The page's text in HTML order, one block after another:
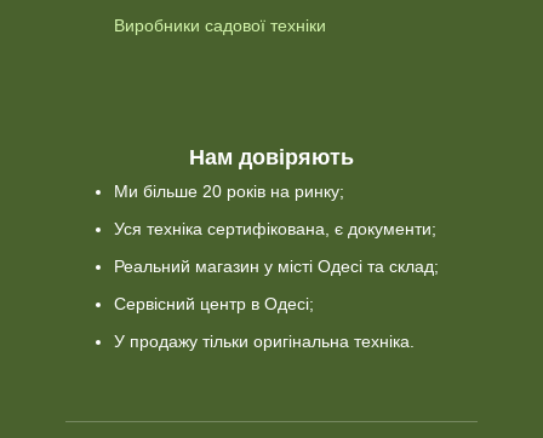
Виробники садової техніки
Нам довіряють
Ми більше 20 років на ринку;
Уся техніка сертифікована, є документи;
Реальний магазин у місті Одесі та склад;
Сервісний центр в Одесі;
У продажу тільки оригінальна техніка.